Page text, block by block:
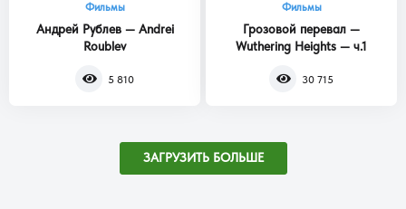
Фильмы
Андрей Рублев — Andrei
Roublev
5 810
Фильмы
Грозовой перевал —
Wuthering Heights — ч.1
30 715
ЗАГРУЗИТЬ БОЛЬШЕ